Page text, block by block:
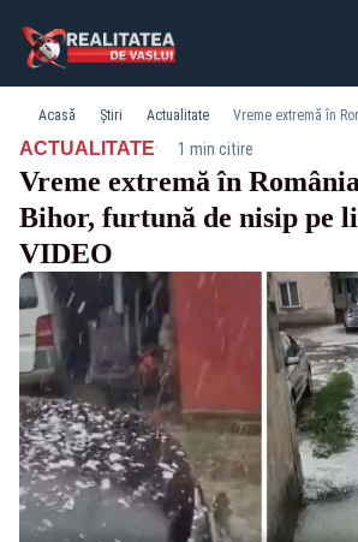
Acasă Știri Actualitate
ACTUALITATE· 1 min citire
Vreme extremă în
Bihor, furtună de nisip pe
VIDEO